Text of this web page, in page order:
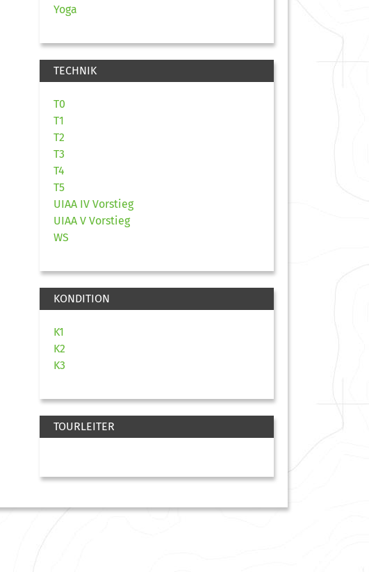
Yoga
TECHNIK
T0
T1
T2
T3
T4
T5
UIAA IV Vorstieg
UIAA V Vorstieg
WS
KONDITION
K1
K2
K3
TOURLEITER